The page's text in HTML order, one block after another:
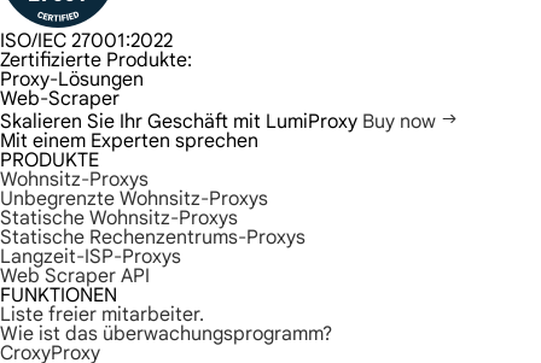
ISO/IEC 27001:2022
Zertifizierte Produkte:
Proxy-Lösungen
Web-Scraper
Skalieren Sie Ihr Geschäft mit LumiProxy Buy now
Mit einem Experten sprechen
PRODUKTE
Wohnsitz-Proxys
Unbegrenzte Wohnsitz-Proxys
Statische Wohnsitz-Proxys
Statische Rechenzentrums-Proxys
Langzeit-ISP-Proxys
Web Scraper API
FUNKTIONEN
Liste freier mitarbeiter.
Wie ist das überwachungsprogramm?
CroxyProxy